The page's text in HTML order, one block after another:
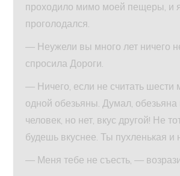
проходило мимо моей пещеры, и
проголодался.
— Неужели вы много лет ничего
спросила Дороги.
— Ничего, если не считать шести
одной обезьяны. Думал, обезьяна
человек, но нет, вкус другой! Не
будешь вкуснее. Ты пухленькая и
— Меня тебе не съесть, —